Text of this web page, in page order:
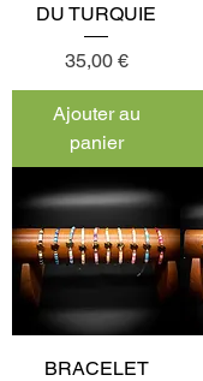
DU TURQUIE
Prix
35,00 €
Ajouter au
panier
BRACELET